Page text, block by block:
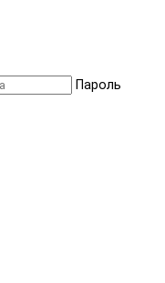
Пароль